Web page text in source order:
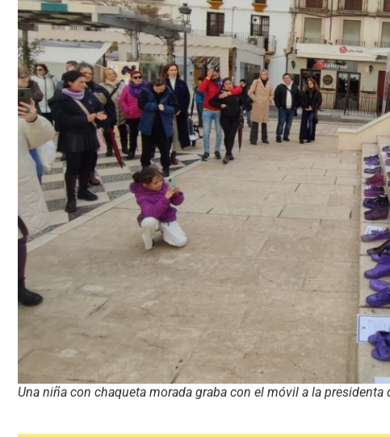
Una niña con chaqueta morada graba con el móvil a la